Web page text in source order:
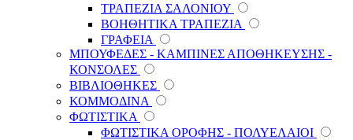
ΤΡΑΠΕΖΙΑ ΣΑΛΟΝΙΟΥ
ΒΟΗΘΗΤΙΚΑ ΤΡΑΠΕΖΙΑ
ΓΡΑΦΕΙΑ
ΜΠΟΥΦΕΔΕΣ - ΚΑΜΠΙΝΕΣ ΑΠΟΘΗΚΕΥΣΗΣ -
ΚΟΝΣΟΛΕΣ
ΒΙΒΛΙΟΘΗΚΕΣ
ΚΟΜΜΟΔΙΝΑ
ΦΩΤΙΣΤΙΚΑ
ΦΩΤΙΣΤΙΚΑ ΟΡΟΦΗΣ - ΠΟΛΥΕΛΑΙΟΙ